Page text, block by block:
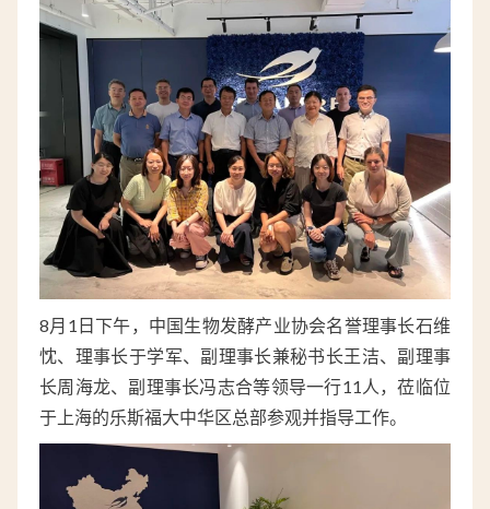
8月1日下午，中国生物发酵产业协会名誉理事长石维
忱、理事长于学军、副理事长兼秘书长王洁、副理事
长周海龙、副理事长冯志合等领导一行11人，莅临位
于上海的乐斯福大中华区总部参观并指导工作。